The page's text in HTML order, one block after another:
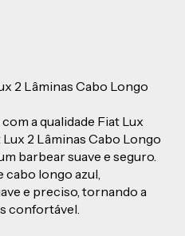
2 Lâminas Cabo Longo
a qualidade Fiat Lux
2 Lâminas Cabo Longo
barbear suave e seguro.
cabo longo azul,
e preciso, tornando a
confortável.